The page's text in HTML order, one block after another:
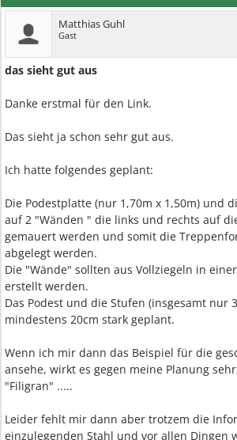
Matthias Guhl
Gast
das sieht gut aus
Danke erstmal für den Link.
Das sieht ja schon sehr gut aus.
Ich hatte folgendes geplant:
Die Podestplatte (nur 1,70m x 1,50m) und
auf 2 "Wänden " die links und rechts auf
gemauert werden und somit die
abgelegt werden.
Die "Wände" sollten aus Vollziegeln in
erstellt werden.
Das Podest und die Stufen (insgesamt nur
mindestens 20cm stark geplant.
Wenn ich mir dann das Beispiel für die
ansehe, wirkt es gegen meine Planung
"Filigran" .....
Leider fehlt mir dann aber trotzem die
einzulegenden Stahl und vor allen Dingen